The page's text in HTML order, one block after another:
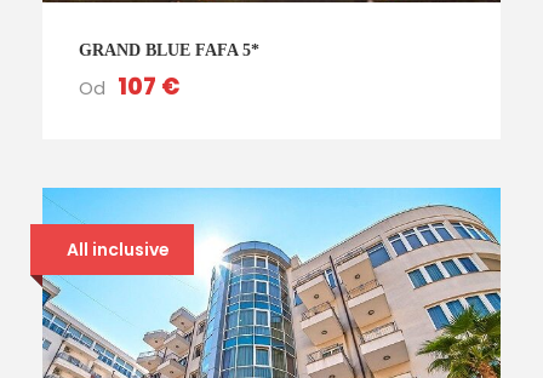
GRAND BLUE FAFA 5*
Od 107 €
All inclusive